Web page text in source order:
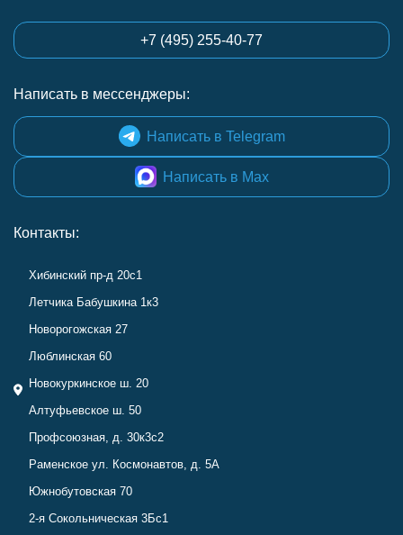
+7 (495) 255-40-77
Написать в мессенджеры:
Написать в Telegram
Написать в Max
Контакты:
Хибинский пр-д 20с1
Летчика Бабушкина 1к3
Новорогожская 27
Люблинская 60
Новокуркинское ш. 20
Алтуфьевское ш. 50
Профсоюзная, д. 30к3с2
Раменское ул. Космонавтов, д. 5А
Южнобутовская 70
2-я Сокольническая 3Бс1